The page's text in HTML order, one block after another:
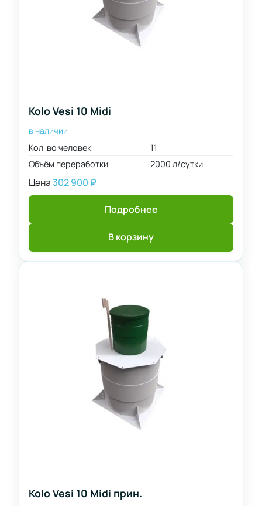
Kolo Vesi 10 Midi
в наличии
Кол-во человек
11
Объём переработки
2000 л/сутки
Цена 302 900 ₽
Подробнее
В корзину
Kolo Vesi 10 Midi прин.